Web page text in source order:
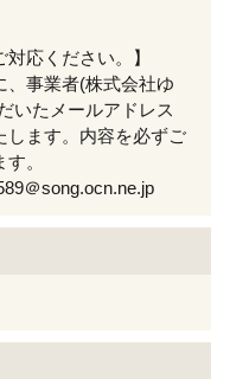
応ください。】
、事業者(株式会社ゆ
いたメールアドレス
します。内容を必ずご
。
＠song.ocn.ne.jp